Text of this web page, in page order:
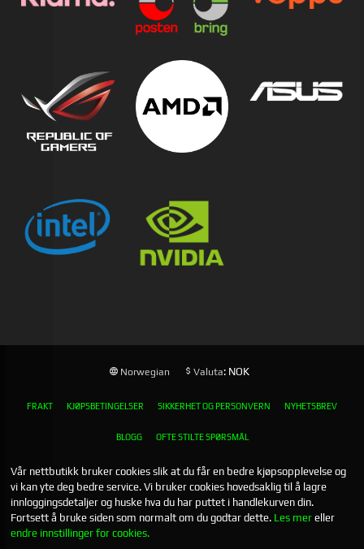
Norwegian Valuta: NOK
FRAKT KJØPSBETINGELSER SIKKERHET OG PERSONVERN NYHETSBREV
BLOGG OFTE STILTE SPØRSMÅL
Vår nettbutikk bruker cookies slik at du får en bedre kjøpsopplevelse og
vi kan yte deg bedre service. Vi bruker cookies hovedsaklig til å lagre
innloggingsdetaljer og huske hva du har puttet i handlekurven din.
Fortsett å bruke siden som normalt om du godtar dette. Les mer eller
endre innstillinger for cookies.